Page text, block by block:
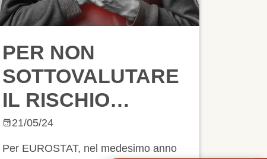
PER NON
SOTTOVALUTARE
IL RISCHIO
CARDIOVASCOLARE:
ANDARE AL
21/05/24
Per EUROSTAT, nel medesimo anno